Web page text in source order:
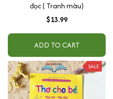
đọc ( Tranh màu)
$13.99
ADD TO CART
SALE